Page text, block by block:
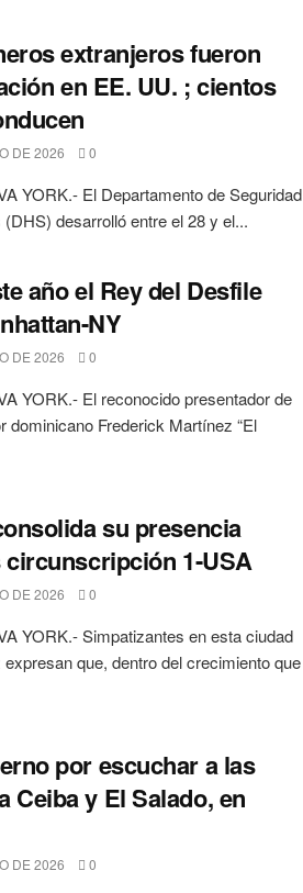
extranjeros fueron
en EE. UU. ; cientos
DE 2026 0
YORK.- El Departamento de Seguridad
desarrolló entre el 28 y el...
año el Rey del Desfile
NY
DE 2026 0
YORK.- El reconocido presentador de
dominicano Frederick Martínez “El
su presencia
1-USA
DE 2026 0
YORK.- Simpatizantes en esta ciudad
que, dentro del crecimiento que
por escuchar a las
Ceiba y El Salado, en
DE 2026 0